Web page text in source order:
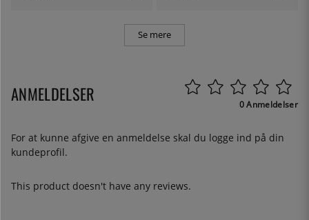
Se mere
ANMELDELSER 0 Anmeldelser
For at kunne afgive en anmeldelse skal du logge ind på din
kundeprofil.
This product doesn't have any reviews.